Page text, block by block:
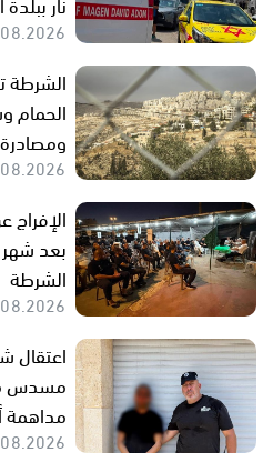
الشرطة
الحمام
بعد
الشرطة
اعتقال
مسدس
مداهمة